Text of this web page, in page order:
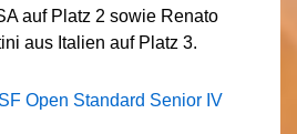
auf Platz 2 sowie Renato
aus Italien auf Platz 3.
Open Standard Senior IV